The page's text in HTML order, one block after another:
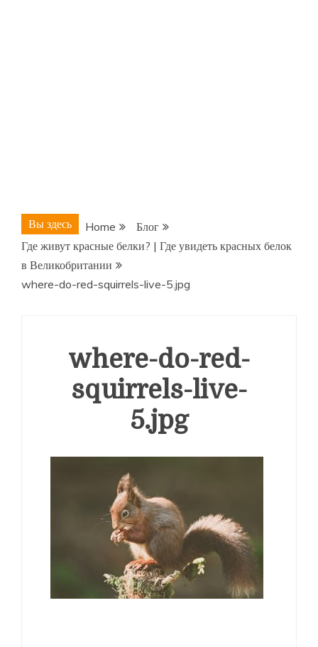
Вы здесь Home
Блог
Где живут красные белки? | Где увидеть красных белок
в Великобритании
where-do-red-squirrels-live-5.jpg
where-do-red-
squirrels-live-
5.jpg